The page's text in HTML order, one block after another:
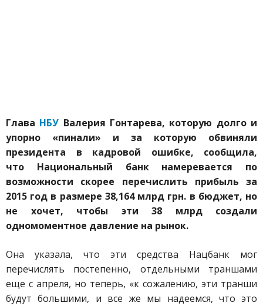
Глава НБУ Валерия Гонтарева, которую долго и
упорно «пинали» и за которую обвиняли
президента в кадровой ошибке, сообщила,
что Национальный банк намеревается по
возможности скорее перечислить прибыль за
2015 год в размере 38,164 млрд грн. в бюджет, но
не хочет, чтобы эти 38 млрд создали
одномоментное давление на рынок.
Она указала, что эти средства Нацбанк мог
перечислять постепенно, отдельными траншами
еще с апреля, но теперь, «к сожалению, эти транши
будут большими, и все же мы надеемся, что это